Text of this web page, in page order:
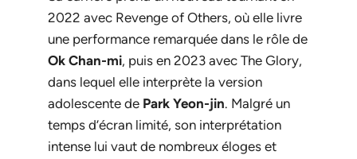
2022 avec Revenge of Others, où elle livre
une performance remarquée dans le rôle de
Ok Chan-mi, puis en 2023 avec The Glory,
dans lequel elle interprète la version
adolescente de Park Yeon-jin. Malgré un
temps d’écran limité, son interprétation
intense lui vaut de nombreux éloges et